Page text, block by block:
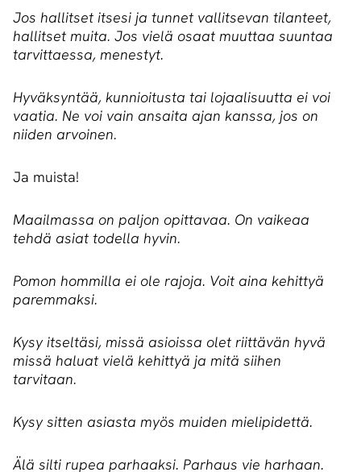
Jos hallitset itsesi ja tunnet vallitsevan tilanteet,
hallitset muita. Jos vielä osaat muuttaa suuntaa
tarvittaessa, menestyt.
Hyväksyntää, kunnioitusta tai lojaalisuutta ei voi
vaatia. Ne voi vain ansaita ajan kanssa, jos on
niiden arvoinen.
Ja muista!
Maailmassa on paljon opittavaa. On vaikeaa
tehdä asiat todella hyvin.
Pomon hommilla ei ole rajoja. Voit aina kehittyä
paremmaksi.
Kysy itseltäsi, missä asioissa olet riittävän hyvä
missä haluat vielä kehittyä ja mitä siihen
tarvitaan.
Kysy sitten asiasta myös muiden mielipidettä.
Älä silti rupea parhaaksi. Parhaus vie harhaan.